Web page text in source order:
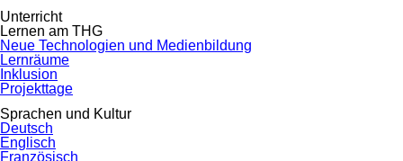
Unterricht
Lernen am THG
Neue Technologien und Medienbildung
Lernräume
Inklusion
Projekttage
Sprachen und Kultur
Deutsch
Englisch
Französisch